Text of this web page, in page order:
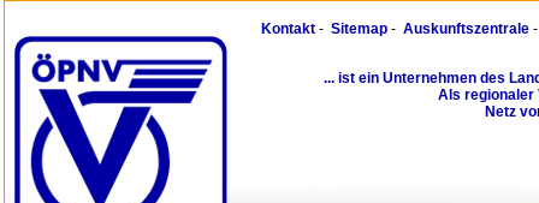
Kontakt- Sitemap- Auskunftszentrale
... ist ein Unternehmen des
Als regionaler
Netz